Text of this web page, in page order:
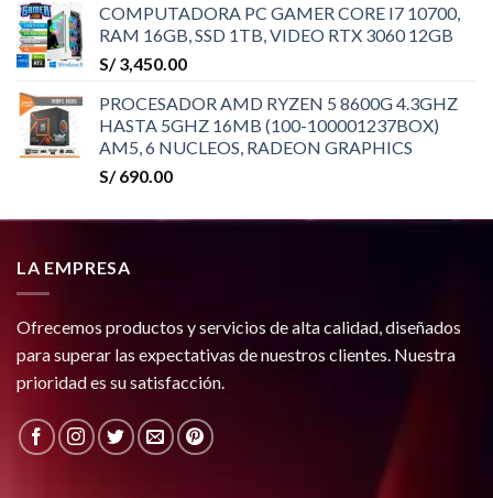
COMPUTADORA PC GAMER CORE I7 10700,
RAM 16GB, SSD 1TB, VIDEO RTX 3060 12GB
S/3,450.00
PROCESADOR AMD RYZEN 5 8600G 4.3GHZ
HASTA 5GHZ 16MB (100-100001237BOX)
AM5, 6 NUCLEOS, RADEON GRAPHICS
S/690.00
LA EMPRESA
Ofrecemos productos y servicios de alta calidad, diseñados
para superar las expectativas de nuestros clientes. Nuestra
prioridad es su satisfacción.